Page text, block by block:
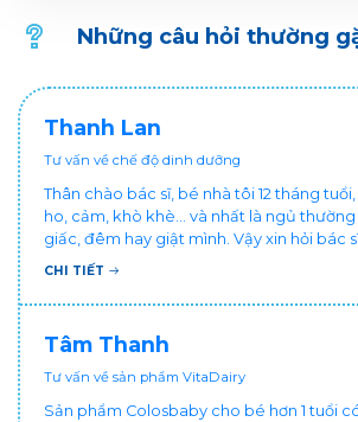
Những câu hỏi thường
Thanh Lan
Tư vấn về chế độ dinh dưỡng
Thân chào bác sĩ, bé nhà tôi 12 tháng
ho, cảm, khò khè... và nhất là ngủ
giấc, đêm hay giật mình. Vậy xin hỏi bác
vậy nên làm sao để con khỏe mạnh và
chăm cháu hay ốm ạ?. Cảm ơn bác sĩ.
CHI TIẾT
Tâm Thanh
Tư vấn về sản phẩm VitaDairy
Sản phẩm Colosbaby cho bé hơn 1 tuổi